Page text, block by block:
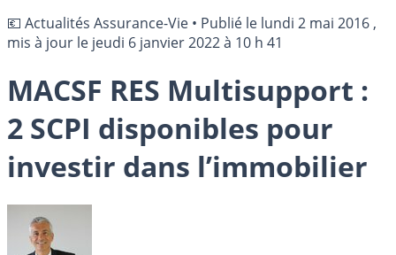
💶 Actualités Assurance-Vie • Publié le lundi 2 mai 2016 ,
mis à jour le jeudi 6 janvier 2022 à 10 h 41
MACSF RES Multisupport :
2 SCPI disponibles pour
investir dans l’immobilier